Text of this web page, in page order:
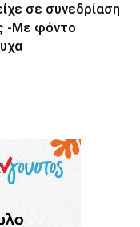
σε συνεδρίαση
-Με φόντο